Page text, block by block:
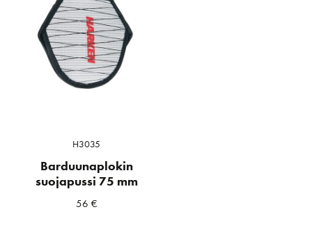
H3035
Barduunaplokin
suojapussi 75 mm
56 €